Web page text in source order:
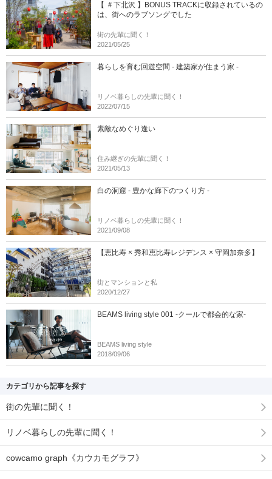
【 ＃下北沢 】BONUS TRACKに収録されているの
は、街へのラブソングでした
街の先輩に聞く！
2021/05/25
暮らしを育む回遊空間 - 建築家が住まう家 -
リノベ暮らしの先輩に聞く！
2022/07/15
素敵なめぐり逢い
住み継ぎの先輩に聞く！
2021/05/13
白の洞窟 - 豊かな廊下のつくり方 -
リノベ暮らしの先輩に聞く！
2021/09/08
【恵比寿 × 秀和恵比寿レジデンス × 守岡加奈多】
街とマンションと私
2020/12/27
BEAMS living style 001 -クールで都会的な家-
BEAMS living style
2018/09/06
カテゴリから記事を探す
街の先輩に聞く！
リノベ暮らしの先輩に聞く！
cowcamo graph《カウカモグラフ》